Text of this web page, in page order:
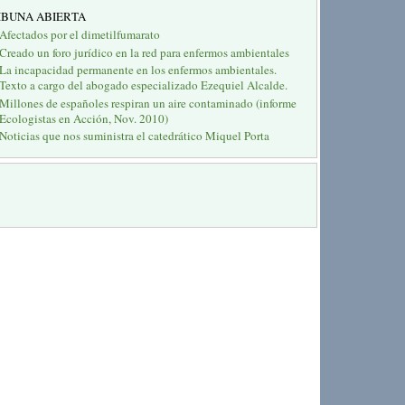
ABIERTA
Afectados por el dimetilfumarato
Creado un foro jurídico en la red para enfermos ambientales
La incapacidad permanente en los enfermos ambientales.
Texto a cargo del abogado especializado Ezequiel Alcalde.
Millones de españoles respiran un aire contaminado (informe
Ecologistas en Acción, Nov. 2010)
Noticias que nos suministra el catedrático Miquel Porta